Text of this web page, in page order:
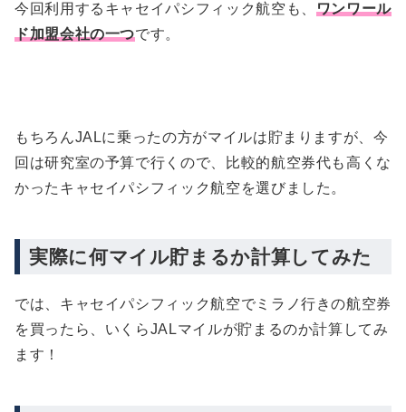
今回利用するキャセイパシフィック航空も、 ワンワール
ド加盟会社の一つです。
もちろんJALに乗ったの方がマイルは貯まりますが、今
回は研究室の予算で行くので、比較的航空券代も高くな
かったキャセイパシフィック航空を選びました。
実際に何マイル貯まるか計算してみた
では、キャセイパシフィック航空でミラノ行きの航空券
を買ったら、いくらJALマイルが貯まるのか計算してみ
ます！